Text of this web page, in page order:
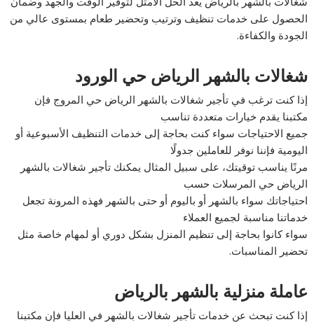
الحصول على خدمات تنظيف وترتيب وتحضير طعام بمستوى عالي من
الجودة والكفاءة.
شغالات بالشهر الرياض حي الورود
إذا كنت ترغب في تأجير شغالات بالشهر الرياض حي المروج فإن
مكتبنا يقدم خيارات متعددة تناسب
جميع الاحتياجات سواء كنت بحاجة إلى خدمات التنظيف الأسبوعية أو
اليومية فإننا نوفر للعاملين جدولًا
مرنًا يناسب توقيتك، على سبيل المثال يمكنك تأجير شغالات بالشهر
الرياض حي المرسلات حسب
احتياجاتك سواء بالشهر أو باليوم أو حتى بالشهر فهذه المرونة تجعل
خدماتنا مناسبة لجميع العملاء
سواء كانوا بحاجة إلى تنظيم المنزل بشكل دوري أو لمهام خاصة مثل
تحضير المناسبات.
عاملة منزلية بالشهر بالرياض
إذا كنت تبحث عن خدمات تأجير شغالات بالشهر في العليا فإن مكتبنا